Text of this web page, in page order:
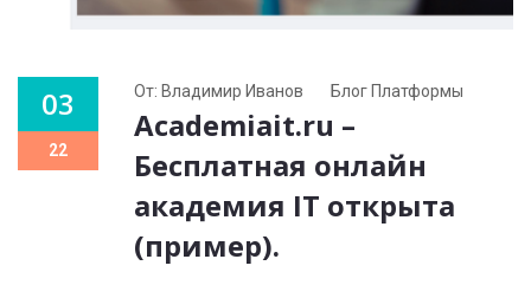
03
22
От: Владимир Иванов Блог Платформы
Academiait.ru –
Бесплатная онлайн
академия IT открыта
(пример).